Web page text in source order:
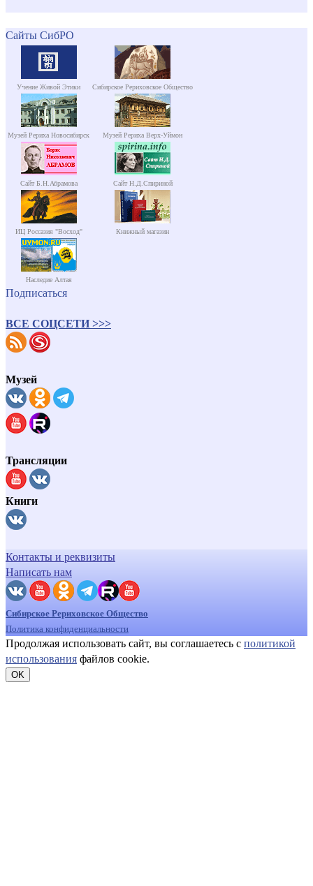
Сайты СибРО
Учение Живой Этики Сибирское Рериховское Общество
Музей Рериха Новосибирск Музей Рериха Верх-Уймон
Сайт Б.Н.Абрамова Сайт Н.Д.Спириной
ИЦ Россазия "Восход" Книжный магазин
Наследие Алтая
Подписаться
ВСЕ СОЦСЕТИ >>>
Музей
Трансляции
Книги
Контакты и реквизиты
Написать нам
Сибирское Рериховское Общество
Политика конфиденциальности
Продолжая использовать сайт, вы соглашаетесь с политикой
использования файлов cookie.
OK